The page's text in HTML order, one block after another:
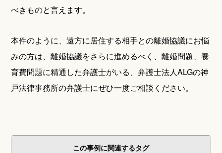
べきものと言えます。
本件のように、遠方に居住する相手との離婚協議にお悩
みの方は、離婚協議をさらに進めるべく、離婚問題、養
育費問題に精通した弁護士がいる、弁護士法人ALGの神
戸法律事務所の弁護士にぜひ一度ご相談ください。
この事例に関連するタグ